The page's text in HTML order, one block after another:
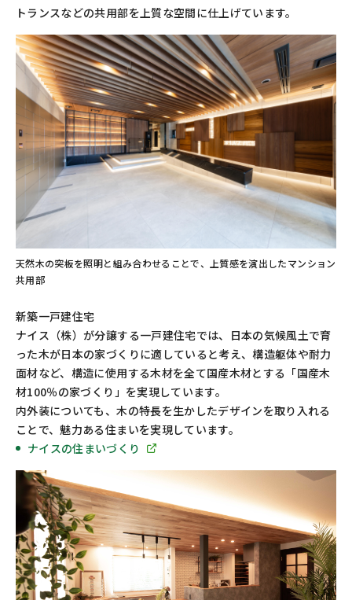
トランスなどの共用部を上質な空間に仕上げています。
天然木の突板を照明と組み合わせることで、上質感を演出したマンション
共用部
新築一戸建住宅
ナイス（株）が分譲する一戸建住宅では、日本の気候風土で育
った木が日本の家づくりに適していると考え、構造躯体や耐力
面材など、構造に使用する木材を全て国産木材とする「国産木
材100％の家づくり」を実現しています。
内外装についても、木の特長を生かしたデザインを取り入れる
ことで、魅力ある住まいを実現しています。
ナイスの住まいづくり